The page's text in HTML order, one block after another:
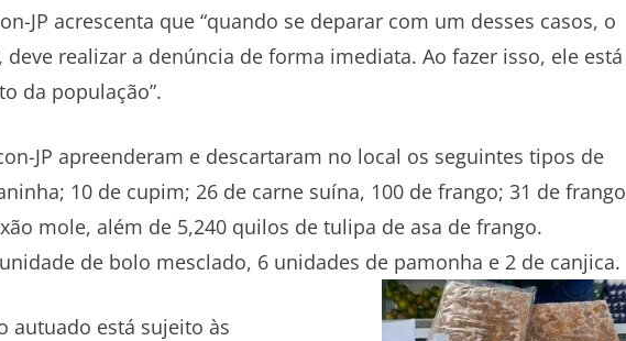
JP acrescenta que “quando se deparar com um desses casos, o
realizar a denúncia de forma imediata. Ao fazer isso, ele está
da população”.
JP apreenderam e descartaram no local os seguintes tipos de
10 de cupim; 26 de carne suína, 100 de frango; 31 de frango
mole, além de 5,240 quilos de tulipa de asa de frango.
de bolo mesclado, 6 unidades de pamonha e 2 de canjica.
autuado está sujeito às